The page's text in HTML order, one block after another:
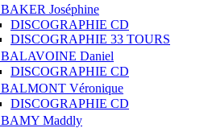
BAKER Joséphine
DISCOGRAPHIE CD
DISCOGRAPHIE 33 TOURS
BALAVOINE Daniel
DISCOGRAPHIE CD
BALMONT Véronique
DISCOGRAPHIE CD
BAMY Maddly